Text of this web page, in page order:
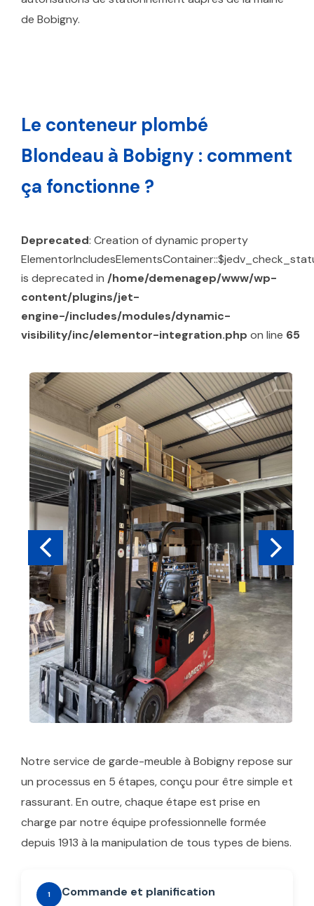
de Bobigny.
Le conteneur plombé
Blondeau à Bobigny : comment
ça fonctionne ?
Deprecated: Creation of dynamic property
is deprecated in /home/demenagep/www/wp-
content/plugins/jet-
engine-/includes/modules/dynamic-
visibility/inc/elementor-integration.php on line 65
Notre service de garde-meuble à Bobigny repose sur
un processus en 5 étapes, conçu pour être simple et
rassurant. En outre, chaque étape est prise en
charge par notre équipe professionnelle formée
depuis 1913 à la manipulation de tous types de biens.
1 Commande et planification